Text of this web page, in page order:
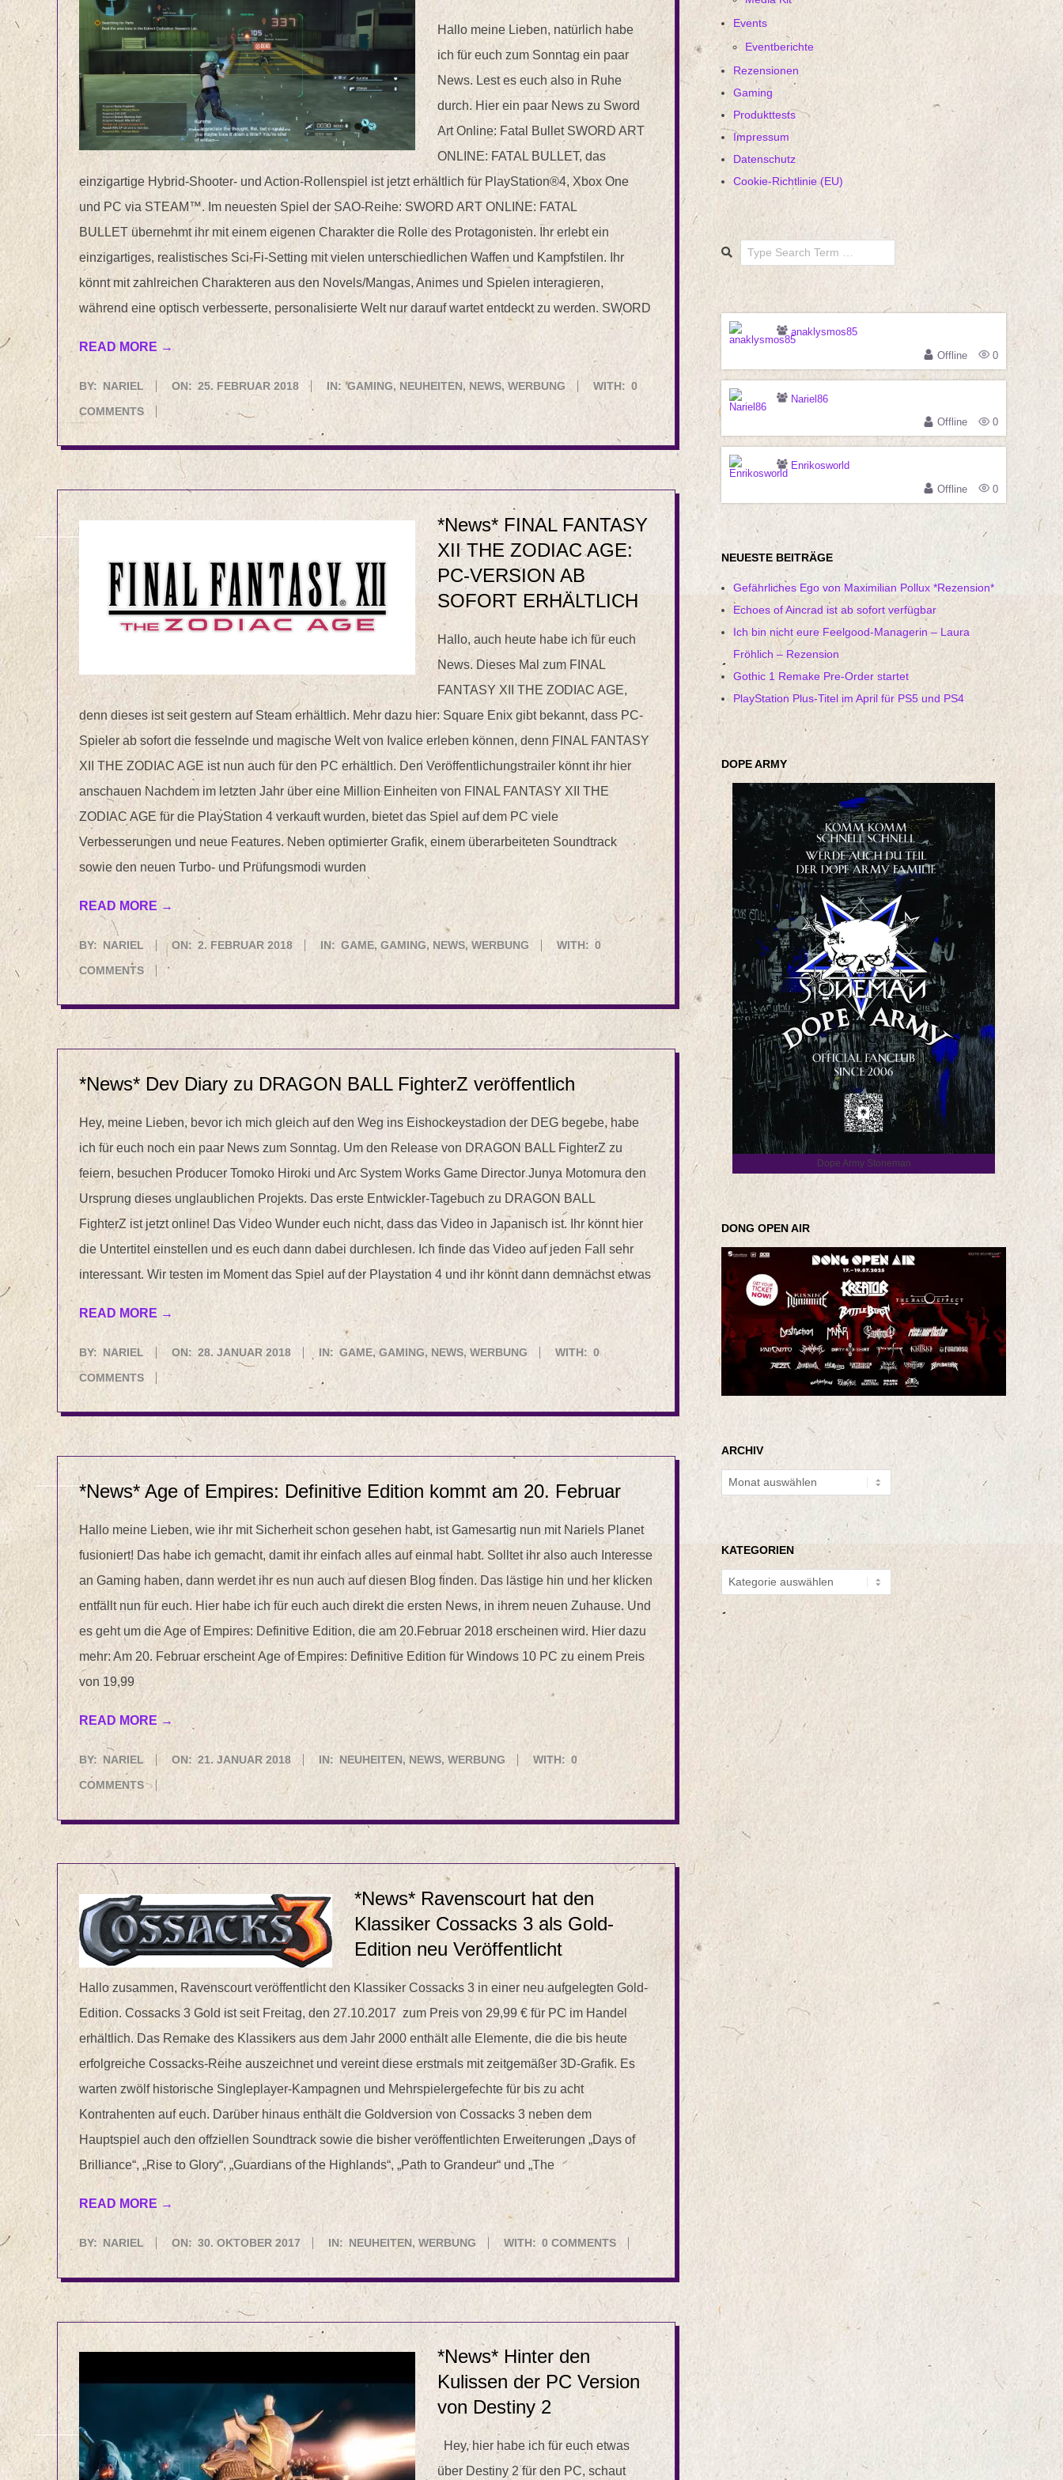
Hallo meine Lieben, natürlich habe
ich für euch zum Sonntag ein paar
News. Lest es euch also in Ruhe
durch. Hier ein paar News zu Sword
Art Online: Fatal Bullet SWORD ART
ONLINE: FATAL BULLET, das
einzigartige Hybrid-Shooter- und Action-Rollenspiel ist jetzt erhältlich für PlayStation®4, Xbox One
und PC via STEAM™. Im neuesten Spiel der SAO-Reihe: SWORD ART ONLINE: FATAL
BULLET übernehmt ihr mit einem eigenen Charakter die Rolle des Protagonisten. Ihr erlebt ein
einzigartiges, realistisches Sci-Fi-Setting mit vielen unterschiedlichen Waffen und Kampfstilen. Ihr
könnt mit zahlreichen Charakteren aus den Novels/Mangas, Animes und Spielen interagieren,
während eine optisch verbesserte, personalisierte Welt nur darauf wartet entdeckt zu werden. SWORD
READ MORE →
2018-
02-
BY: NARIEL ON: 25. FEBRUAR 2018 IN: GAMING, NEUHEITEN , NEWS,WERBUNG WITH: 0
COMMENTS
*News* FINAL FANTASY
XII THE ZODIAC AGE:
PC-VERSION AB
SOFORT ERHÄLTLICH
Hallo, auch heute habe ich für euch
News. Dieses Mal zum FINAL
FANTASY XII THE ZODIAC AGE,
denn dieses ist seit gestern auf Steam erhältlich. Mehr dazu hier: Square Enix gibt bekannt, dass PC-
Spieler ab sofort die fesselnde und magische Welt von Ivalice erleben können, denn FINAL FANTASY
XII THE ZODIAC AGE ist nun auch für den PC erhältlich. Den Veröffentlichungstrailer könnt ihr hier
anschauen Nachdem im letzten Jahr über eine Million Einheiten von FINAL FANTASY XII THE
ZODIAC AGE für die PlayStation 4 verkauft wurden, bietet das Spiel auf dem PC viele
Verbesserungen und neue Features. Neben optimierter Grafik, einem überarbeiteten Soundtrack
sowie den neuen Turbo- und Prüfungsmodi wurden
READ MORE →
2018-
02-
BY: NARIEL ON: 2. FEBRUAR 2018 IN: GAME,GAMING, NEWS,WERBUNG WITH: 0
COMMENTS
*News* Dev Diary zu DRAGON BALL FighterZ veröffentlich
Hey, meine Lieben, bevor ich mich gleich auf den Weg ins Eishockeystadion der DEG begebe, habe
ich für euch noch ein paar News zum Sonntag. Um den Release von DRAGON BALL FighterZ zu
feiern, besuchen Producer Tomoko Hiroki und Arc System Works Game Director Junya Motomura den
Ursprung dieses unglaublichen Projekts. Das erste Entwickler-Tagebuch zu DRAGON BALL
FighterZ ist jetzt online! Das Video Wunder euch nicht, dass das Video in Japanisch ist. Ihr könnt hier
die Untertitel einstellen und es euch dann dabei durchlesen. Ich finde das Video auf jeden Fall sehr
interessant. Wir testen im Moment das Spiel auf der Playstation 4 und ihr könnt dann demnächst etwas
READ MORE →
2018-
01-
BY: NARIEL ON: 28. JANUAR 2018 IN: GAME,GAMING, NEWS,WERBUNG WITH: 0
COMMENTS
*News* Age of Empires: Definitive Edition kommt am 20. Februar
Hallo meine Lieben, wie ihr mit Sicherheit schon gesehen habt, ist Gamesartig nun mit Nariels Planet
fusioniert! Das habe ich gemacht, damit ihr einfach alles auf einmal habt. Solltet ihr also auch Interesse
an Gaming haben, dann werdet ihr es nun auch auf diesen Blog finden. Das lästige hin und her klicken
entfällt nun für euch. Hier habe ich für euch auch direkt die ersten News, in ihrem neuen Zuhause. Und
es geht um die Age of Empires: Definitive Edition, die am 20.Februar 2018 erscheinen wird. Hier dazu
mehr: Am 20. Februar erscheint Age of Empires: Definitive Edition für Windows 10 PC zu einem Preis
von 19,99
READ MORE →
2018-
01-
BY: NARIEL ON: 21. JANUAR 2018 IN: NEUHEITEN , NEWS,WERBUNG WITH: 0
COMMENTS
*News* Ravenscourt hat den
Klassiker Cossacks 3 als Gold-
Edition neu Veröffentlicht
Hallo zusammen, Ravenscourt veröffentlicht den Klassiker Cossacks 3 in einer neu aufgelegten Gold-
Edition. Cossacks 3 Gold ist seit Freitag, den 27.10.2017 zum Preis von 29,99 € für PC im Handel
erhältlich. Das Remake des Klassikers aus dem Jahr 2000 enthält alle Elemente, die die bis heute
erfolgreiche Cossacks-Reihe auszeichnet und vereint diese erstmals mit zeitgemäßer 3D-Grafik. Es
warten zwölf historische Singleplayer-Kampagnen und Mehrspielergefechte für bis zu acht
Kontrahenten auf euch. Darüber hinaus enthält die Goldversion von Cossacks 3 neben dem
Hauptspiel auch den offziellen Soundtrack sowie die bisher veröffentlichten Erweiterungen „Days of
Brilliance“, „Rise to Glory“, „Guardians of the Highlands“, „Path to Grandeur“ und „The
READ MORE →
2017-
BY: NARIEL ON: 30. OKTOBER 2017 IN: NEUHEITEN ,WERBUNG WITH: 0 COMMENTS
*News* Hinter den
Kulissen der PC Version
von Destiny 2
Hey, hier habe ich für euch etwas
über Destiny 2 für den PC, schaut
Events
Eventberichte
Rezensionen
Gaming
Produkttests
Impressum
Datenschutz
Cookie-Richtlinie (EU)
Search
anaklysmos85
Offline
0
Nariel86
Offline
0
Enrikosworld
Offline
0
NEUESTE BEITRÄGE
Gefährliches Ego von Maximilian Pollux *Rezension*
Echoes of Aincrad ist ab sofort verfügbar
Ich bin nicht eure Feelgood-Managerin – Laura
Fröhlich – Rezension
Gothic 1 Remake Pre-Order startet
PlayStation Plus-Titel im April für PS5 und PS4
DOPE ARMY
Dope Army Stoneman
DONG OPEN AIR
ARCHIV
Archiv
KATEGORIEN
Kategorien